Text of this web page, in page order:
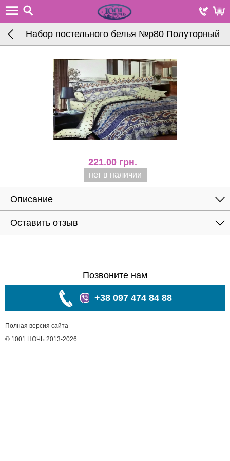
Набор постельного белья №р80 Полуторный
221.00 грн.
нет в наличии
Описание
Оставить отзыв
Позвоните нам
+38 097 474 84 88
Полная версия сайта
© 1001 НОЧЬ 2013-2026